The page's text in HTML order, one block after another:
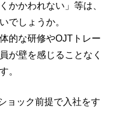
かかわれない」等は、
でしょうか。
的な研修やOJTトレー
が壁を感じることなく
。
ョック前提で入社をす